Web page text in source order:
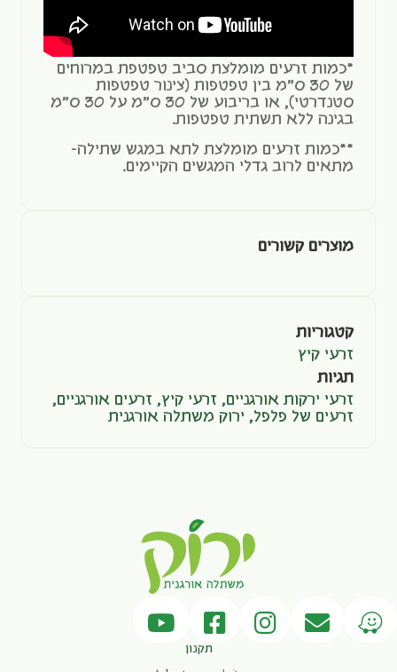
*כמות זרעים מומלצת סביב טפטפת במרוחים
של 30 ס"מ בין טפטפות (צינור טפטפות
סטנדרטי), או בריבוע של 30 ס"מ על 30 ס"מ
בגינה ללא תשתית טפטפות.
**כמות זרעים מומלצת לתא במגש שתילה-
מתאים לרוב גדלי המגשים הקיימים.
מוצרים קשורים
קטגוריות
זרעי קיץ
תגיות
זרעי ירקות אורגניים, זרעי קיץ, זרעים אורגניים,
זרעים של פלפל, ירוק משתלה אורגנית
תקנון